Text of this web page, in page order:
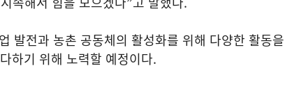
발전과 농촌 공동체의 활성화를 위해 다양한 활동을
하기 위해 노력할 예정이다.